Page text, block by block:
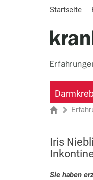
Startseite
Sie sind hier
Startseite
Iris
Sie haben